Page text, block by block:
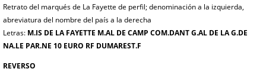
Retrato del marqués de La Fayette de perfil; denominación a la izquierda,
abreviatura del nombre del país a la derecha
Letras: M.IS DE LA FAYETTE M.AL DE CAMP COM.DANT G.AL DE LA G.DE
NA.LE PAR.NE 10 EURO RF DUMAREST.F
REVERSO